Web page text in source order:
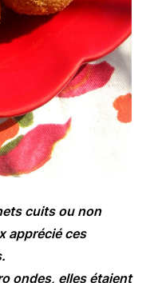
cuits ou non
apprécié ces
ondes, elles étaient